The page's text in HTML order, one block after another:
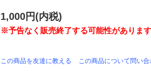
1,000円(内税)
※予告なく販売終了する可能性があります
この商品を友達に教える この商品について問い合